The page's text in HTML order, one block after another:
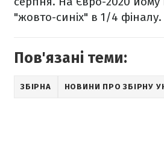
"жовто-синіх" в 1/4 фіналу.
Пов'язані теми:
ЗБІРНА НОВИНИ ПРО ЗБІРНУ